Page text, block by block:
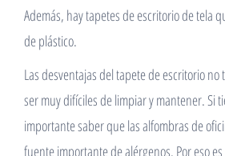
Además, hay tapetes de escritorio de tela
de plástico.
Las desventajas del tapete de escritorio
ser muy difíciles de limpiar y mantener. Si
importante saber que las alfombras de
fuente importante de alérgenos. Por eso